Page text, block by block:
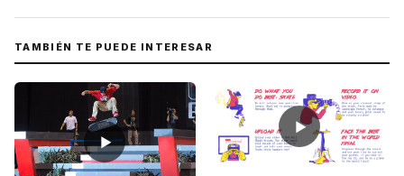
TAMBIÉN TE PUEDE INTERESAR
▶
▶